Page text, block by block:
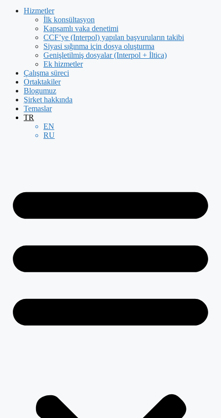
Hizmetler
İlk konsültasyon
Kapsamlı vaka denetimi
CCF’ye (Interpol) yapılan başvuruların takibi
Siyasi sığınma için dosya oluşturma
Genişletilmiş dosyalar (Interpol + İltica)
Ek hizmetler
Çalışma süreci
Ortaktakiler
Blogumuz
Şirket hakkında
Temaslar
TR
EN
RU